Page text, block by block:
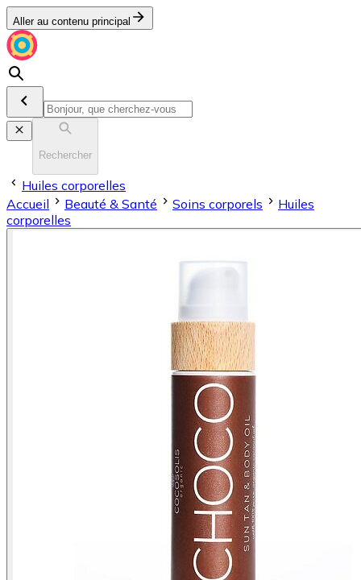
Aller au contenu principal
Rechercher
Huiles corporelles
Accueil
Beauté & Santé Soins corporels
Huiles
corporelles